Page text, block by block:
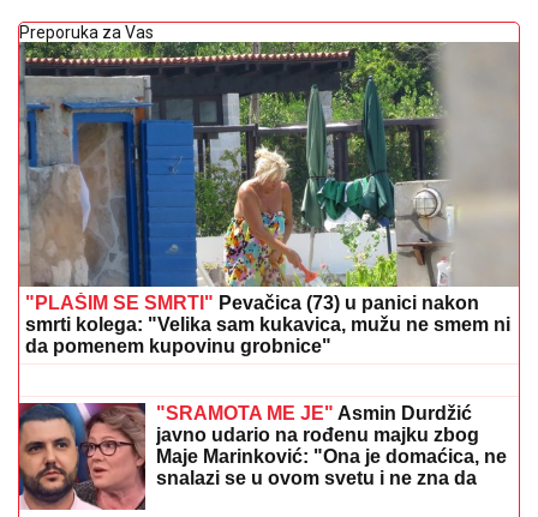
Preporuka za Vas
"PLAŠIM SE SMRTI" Pevačica (73) u panici nakon
smrti kolega: "Velika sam kukavica, mužu ne smem ni
da pomenem kupovinu grobnice"
I SAD:Stiglo ozbiljno upozorenje
Trampu i Amerikancima